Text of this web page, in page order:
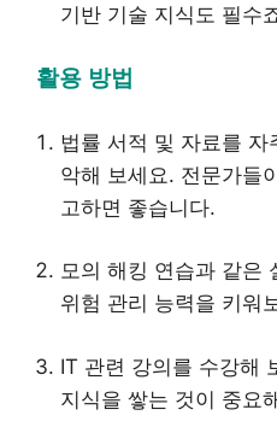
기반 기술 지식도 필수
활용 방법
법률 서적 및 자료를
악해 보세요. 전문가들
고하면 좋습니다.
모의 해킹 연습과 같은
위험 관리 능력을 키워
IT 관련 강의를 수강해
지식을 쌓는 것이 중요